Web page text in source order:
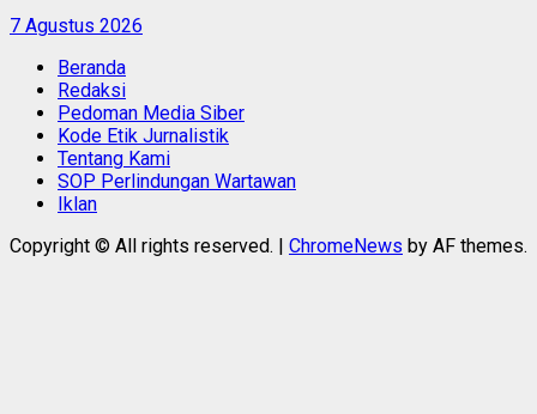
7 Agustus 2026
Beranda
Redaksi
Pedoman Media Siber
Kode Etik Jurnalistik
Tentang Kami
SOP Perlindungan Wartawan
Iklan
Copyright © All rights reserved. | ChromeNews by AF themes.